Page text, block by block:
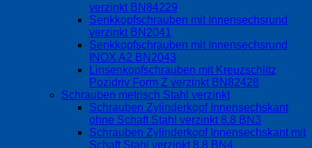
verzinkt BN84229
Senkkopfschrauben mit Innensechsrund
verzinkt BN2041
Senkkopfschrauben mit Innensechsrund
INOX A2 BN2043
Linsenkopfschrauben mit Kreuzschlitz
Pozidriv Form Z verzinkt BN82428
Schrauben metrisch Stahl verzinkt
Schrauben Zylinderkopf Innensechskant
ohne Schaft Stahl verzinkt 8.8 BN3
Schrauben Zylinderkopf Innensechskant mit
Schaft Stahl verzinkt 8.8 BN4